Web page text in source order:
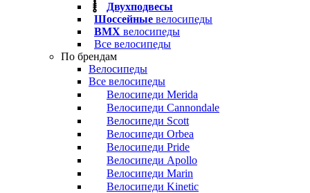
Двухподвесы
Шоссейные велосипеды
BMX велосипеды
Все велосипеды
По брендам
Велосипеды
Все велосипеды
Велосипеди Merida
Велосипеди Cannondale
Велосипеди Scott
Велосипеди Orbea
Велосипеди Pride
Велосипеди Apollo
Велосипеди Marin
Велосипеди Kinetic